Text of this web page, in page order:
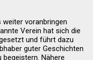
weiter voranbringen
Verein hat sich die
und führt dazu
guter Geschichten
Nähere